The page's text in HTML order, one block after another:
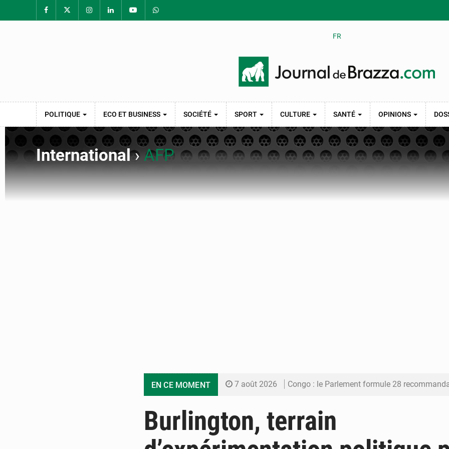
FR
POLITIQUE ECO ET BUSINESS SOCIÉTÉ SPORT CULTURE SANTÉ OPINIONS
International›AFP
EN CE MOMENT 7 août 2026 Congo : le Parlement formule 28 recommandations sur le
7 août 2026 Congo : la Grande foire agricole pour renforcer la
Burlington, terrain